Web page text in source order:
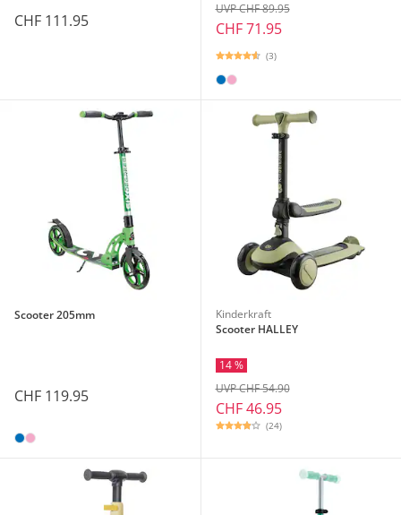
CHF 111.95 CHF 71.95
UVP CHF 89.95
(3)
Scooter 205mm
CHF 119.95
Kinderkraft
Scooter HALLEY
14 %
CHF 46.95
UVP CHF 54.90
(24)